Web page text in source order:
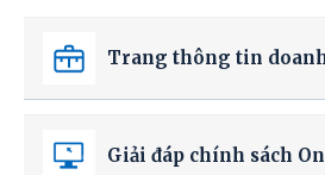
Trang thông tin
Giải đáp chính sách